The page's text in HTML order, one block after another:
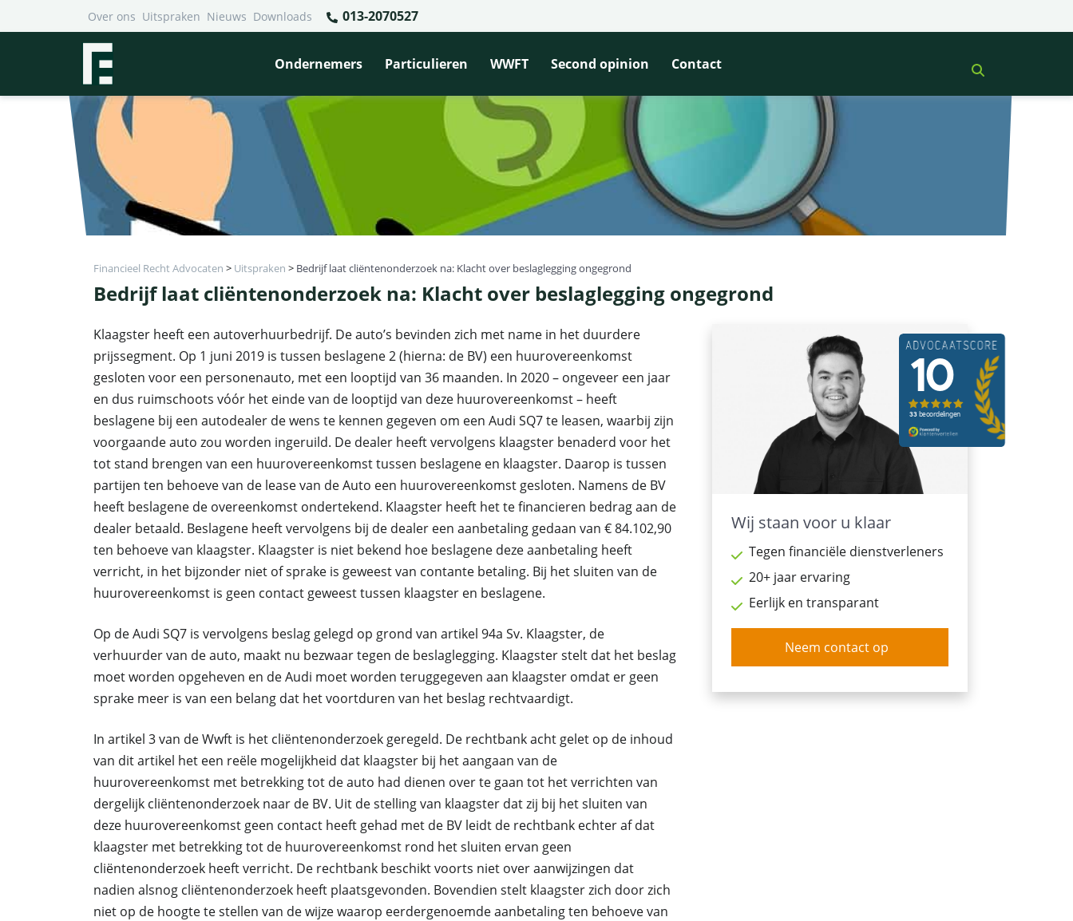
Over ons Uitspraken Nieuws Downloads 013-2070527
Ondernemers Particulieren WWFT Second opinion Contact
Financieel Recht Advocaten > Uitspraken > Bedrijf laat cliëntenonderzoek na: Klacht over beslaglegging ongegrond
Bedrijf laat cliëntenonderzoek na: Klacht over beslaglegging ongegrond
Klaagster heeft een autoverhuurbedrijf. De auto’s bevinden zich met name in het duurdere
prijssegment. Op 1 juni 2019 is tussen beslagene 2 (hierna: de BV) een huurovereenkomst
gesloten voor een personenauto, met een looptijd van 36 maanden. In 2020 – ongeveer een jaar
en dus ruimschoots vóór het einde van de looptijd van deze huurovereenkomst – heeft
beslagene bij een autodealer de wens te kennen gegeven om een Audi SQ7 te leasen, waarbij zijn
voorgaande auto zou worden ingeruild. De dealer heeft vervolgens klaagster benaderd voor het
tot stand brengen van een huurovereenkomst tussen beslagene en klaagster. Daarop is tussen
partijen ten behoeve van de lease van de Auto een huurovereenkomst gesloten. Namens de BV
heeft beslagene de overeenkomst ondertekend. Klaagster heeft het te financieren bedrag aan de
dealer betaald. Beslagene heeft vervolgens bij de dealer een aanbetaling gedaan van € 84.102,90
ten behoeve van klaagster. Klaagster is niet bekend hoe beslagene deze aanbetaling heeft
verricht, in het bijzonder niet of sprake is geweest van contante betaling. Bij het sluiten van de
huurovereenkomst is geen contact geweest tussen klaagster en beslagene.
Op de Audi SQ7 is vervolgens beslag gelegd op grond van artikel 94a Sv. Klaagster, de
verhuurder van de auto, maakt nu bezwaar tegen de beslaglegging. Klaagster stelt dat het beslag
moet worden opgeheven en de Audi moet worden teruggegeven aan klaagster omdat er geen
sprake meer is van een belang dat het voortduren van het beslag rechtvaardigt.
In artikel 3 van de Wwft is het cliëntenonderzoek geregeld. De rechtbank acht gelet op de inhoud
van dit artikel het een reële mogelijkheid dat klaagster bij het aangaan van de
huurovereenkomst met betrekking tot de auto had dienen over te gaan tot het verrichten van
dergelijk cliëntenonderzoek naar de BV. Uit de stelling van klaagster dat zij bij het sluiten van
deze huurovereenkomst geen contact heeft gehad met de BV leidt de rechtbank echter af dat
klaagster met betrekking tot de huurovereenkomst rond het sluiten ervan geen
cliëntenonderzoek heeft verricht. De rechtbank beschikt voorts niet over aanwijzingen dat
nadien alsnog cliëntenonderzoek heeft plaatsgevonden. Bovendien stelt klaagster zich door zich
niet op de hoogte te stellen van de wijze waarop eerdergenoemde aanbetaling ten behoeve van
Wij staan voor u klaar
Tegen financiële dienstverleners
20+ jaar ervaring
Eerlijk en transparant
Neem contact op